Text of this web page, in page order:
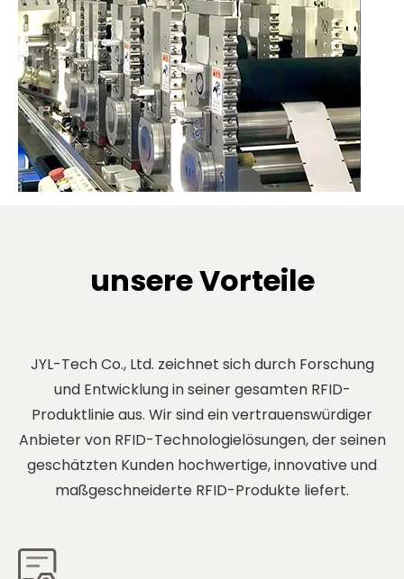
unsere Vorteile
JYL-Tech Co., Ltd. zeichnet sich durch Forschung
und Entwicklung in seiner gesamten RFID-
Produktlinie aus. Wir sind ein vertrauenswürdiger
Anbieter von RFID-Technologielösungen, der seinen
geschätzten Kunden hochwertige, innovative und
maßgeschneiderte RFID-Produkte liefert.